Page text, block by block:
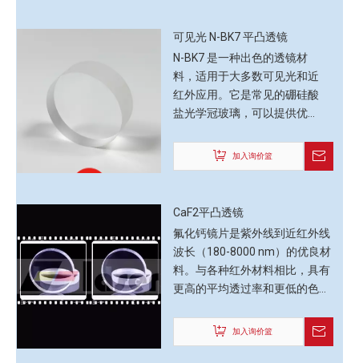
行业。我们提供许多不同等级的
玻璃代码 8655 是高纯度非结晶
石英玻璃，具有优异的光学品
质。产品特性包括极低的折射率
变化，从而实现最先进的均匀性
值、低双折射率、大尺寸能力、
从深紫外到红外区域的出色透射
至关重要
可见光 N-BK7 平凸透镜
N-BK7 是一种出色的透镜材
料，适用于大多数可见光和近
红外应用。它是常见的硼硅酸
盐光学冠玻璃，可以提供优异
均匀性高、气泡和夹杂物含量
低、易于制造，已成为传输光
坚硬，具有良好的抗划伤性。
nm。
加入询价篮
CaF2平凸透镜
氟化钙镜片是紫外线到近红外线
波长（180-8000 nm）的优良材
料。与各种红外材料相比，具有
更高的平均透过率和更低的色
低，因此非常适合一些需要使用
飞秒红外脉冲的应用。
加入询价篮